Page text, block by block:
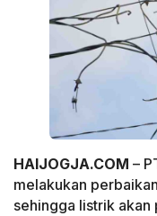
HAIJOGJA.COM –
melakukan
sehingga listrik akan